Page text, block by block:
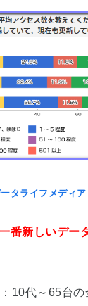
タライフメディ
番新しいデー
10代～65台の